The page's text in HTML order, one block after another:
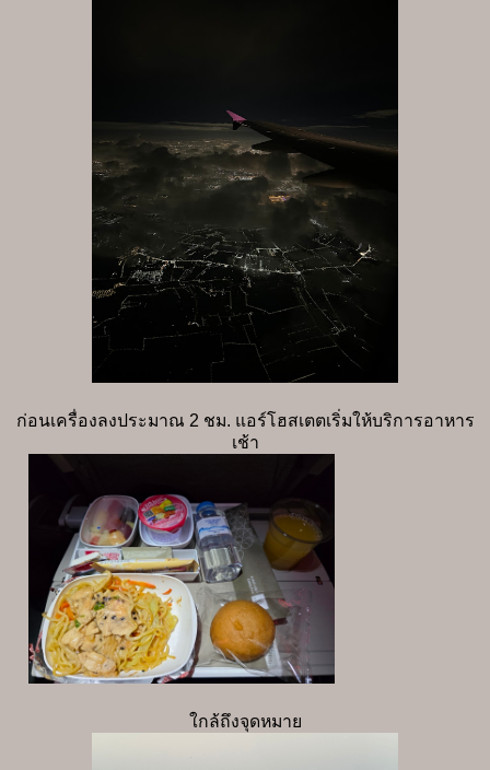
ก่อนเครื่องลงประมาณ 2 ชม. แอร์โฮสเตตเริ่มให้บริการอาหาร
เช้า
ใกล้ถึงจุดหมาย